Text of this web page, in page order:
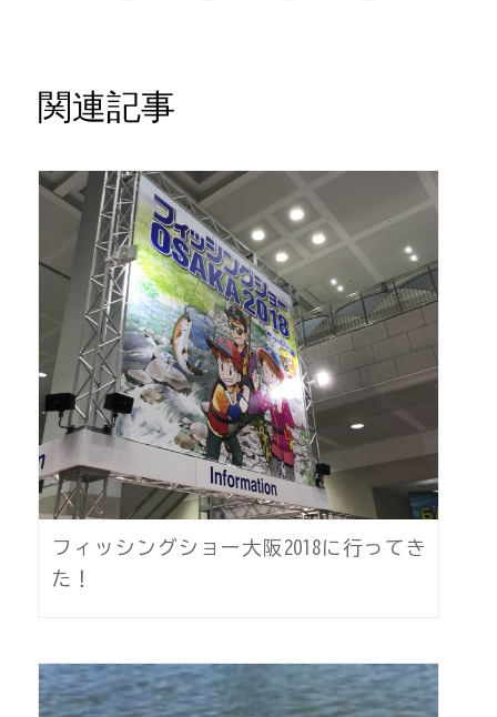
関連記事
フィッシングショー大阪2018に行ってき
た！